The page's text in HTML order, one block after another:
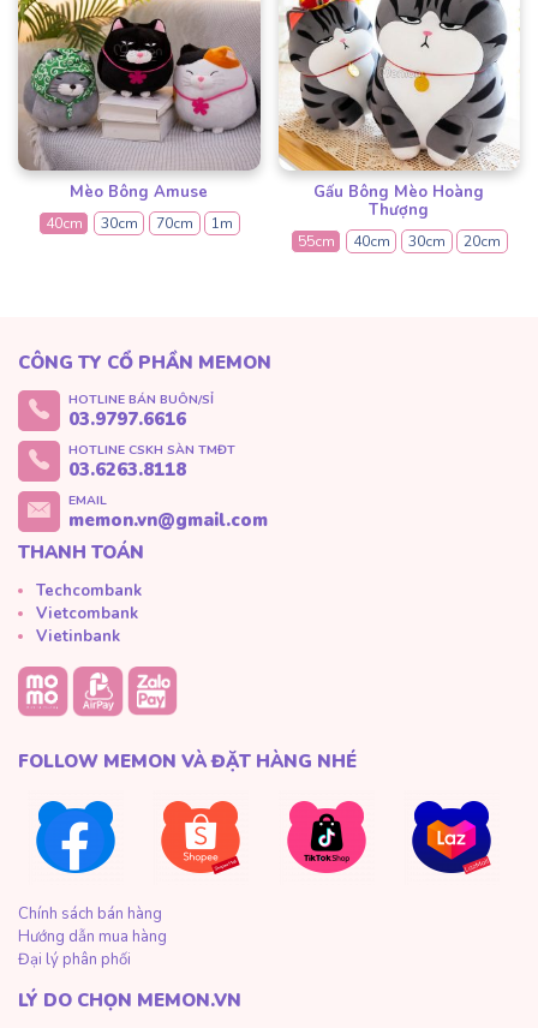
Mèo Bông Amuse
40cm 30cm 70cm 1m
Gấu Bông Mèo Hoàng
Thượng
55cm 40cm 30cm 20cm
CÔNG TY CỔ PHẦN MEMON
HOTLINE BÁN BUÔN/SỈ
03.9797.6616
HOTLINE CSKH SÀN TMĐT
03.6263.8118
EMAIL
memon.vn@gmail.com
THANH TOÁN
Techcombank
Vietcombank
Vietinbank
FOLLOW MEMON VÀ ĐẶT HÀNG NHÉ
Chính sách bán hàng
Hướng dẫn mua hàng
Đại lý phân phối
LÝ DO CHỌN MEMON.VN